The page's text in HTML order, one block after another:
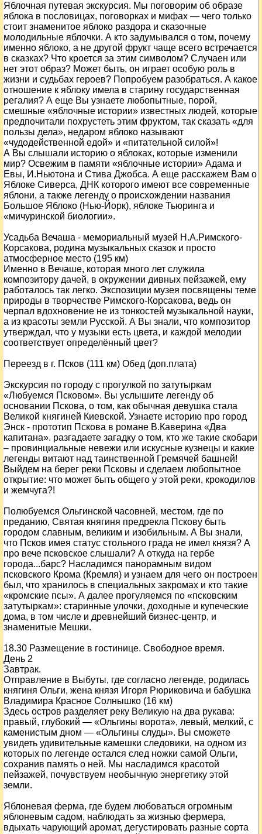
Яблочная путевая экскурсия. Мы поговорим об образе
яблока в пословицах, поговорках и мифах — чего только
стоит знаменитое яблоко раздора и сказочные
молодильные яблочки. А кто задумывался о том, почему
именно яблоко, а не другой фрукт чаще всего встречается
в сказках? Что кроется за этим символом? Случаен или
нет этот образ? Может быть, он играет особую роль в
жизни и судьбах героев? Попробуем разобраться. А какое
отношение к яблоку имела в старину государственная
регалия? А еще Вы узнаете любопытные, порой,
смешные «яблочные истории» известных людей, которые
предпочитали похрустеть этим фруктом, так сказать «для
пользы дела», недаром яблоко называют
«чудодейственной едой» и «питательной силой»!
А Вы слышали историю о яблоках, которые изменили
мир? Освежим в памяти «яблочные истории» Адама и
Евы, И.Ньютона и Стива Джобса. А еще расскажем Вам о
Яблоке Сиверса, ДНК которого имеют все современные
яблони, а также легенду о происхождении названия
Большое Яблоко (Нью-Йорк), яблоке Тьюринга и
«мичуринской биологии».
Усадьба Вечаша - мемориальный музей Н.А.Римского-
Корсакова, родина музыкальных сказок и просто
атмосферное место (195 км)
Именно в Вечаше, которая много лет служила
композитору дачей, в окружении дивных пейзажей, ему
работалось так легко. Экспозиции музея посвящены теме
природы в творчестве Римского-Корсакова, ведь он
черпал вдохновение не из тонкостей музыкальной науки,
а из красоты земли Русской. А Вы знали, что композитор
утверждал, что у музыки есть цвета, и каждой мелодии
соответствует определённый цвет?
Переезд в г. Псков (111 км) Обед (доп.плата)
Экскурсия по городу с прогулкой по затутыркам
«Любуемся Псковом». Вы услышите легенду об
основании Пскова, о том, как обычная девушка стала
Великой княгиней Киевской. Узнаете историю про город
Энск - прототип Пскова в романе В.Каверина «Два
капитана». разгадаете загадку о том, кто же такие скобари
– провинциальные невежи или искусные кузнецы и какие
легенды витают над таинственной Гремячей башней!
Выйдем на берег реки Псковы и сделаем любопытное
открытие: что может быть общего у этой реки, крокодилов
и жемчуга?!
Полюбуемся Ольгинской часовней, местом, где по
преданию, Святая княгиня предрекла Пскову быть
городом славным, великим и изобильным. А Вы знали,
что Псков имея статус стольного града не имел князя? А
про вече псковское слышали? А откуда на гербе
города...барс? Насладимся панорамным видом
псковского Крома (Кремля) и узнаем для чего он построен
был, что хранилось в специальных закромах и кто такие
«кромские псы». А далее прогуляемся по «псковским
затутыркам»: старинные улочки, доходные и купеческие
дома, в том числе и древнейший бизнес-центр, и
знаменитые Мешки.
18.30 Размещение в гостинице. Свободное время.
День 2
Завтрак.
Отправление в Выбуты, где согласно легенде, родилась
княгиня Ольги, жена князя Игоря Рюриковича и бабушка
Владимира Красное Солнышко (16 км)
Здесь остров разделяет реку Великую на два рукава:
правый, глубокий — «Ольгины ворота», левый, мелкий, с
каменистым дном — «Ольгины слуды». Вы сможете
увидеть удивительные камешки следовики, на одном из
которых по легенде остался след ножки самой Ольги,
сохранив память о ней. Мы насладимся красотой
пейзажей, почувствуем необычную энергетику этой
земли.
Яблоневая ферма, где будем любоваться огромным
яблоневым садом, наблюдать за жизнью фермера,
вдыхать чарующий аромат, дегустировать разные сорта